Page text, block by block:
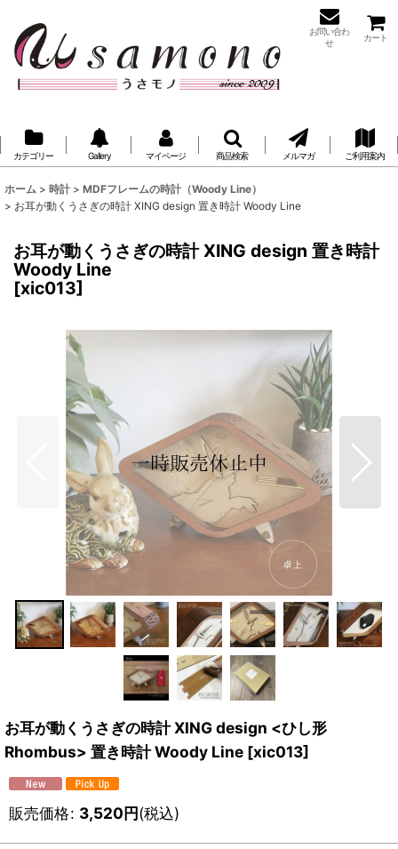
お問い合わ
せ
カート
カテゴリー Gallery マイページ 商品検索 メルマガ ご利用案内
ホーム > 時計 > MDFフレームの時計（Woody Line）
> お耳が動くうさぎの時計 XING design 置き時計 Woody Line
お耳が動くうさぎの時計 XING design 置き時計
Woody Line
[xic013]
お耳が動くうさぎの時計 XING design <ひし形
Rhombus> 置き時計 Woody Line [xic013]
販売価格: 3,520円(税込)